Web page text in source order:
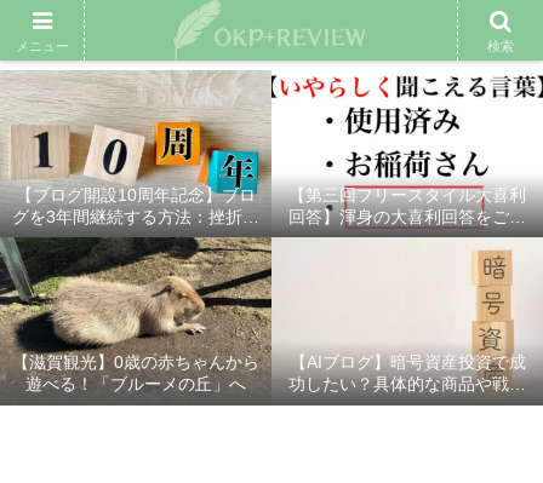
雑記ブログ プロフィール 余興動画 ベスト大喜利 スポ
【ブログ開設10周年記念】ブロ
グを3年間継続する方法：挫折し
ないための7つの秘訣
【第三回フリースタイル大喜利
回答】渾身の大喜利回答をご紹
介！
【滋賀観光】0歳の赤ちゃんから
遊べる！「ブルーメの丘」へ
【AIブログ】暗号資産投資で成
功したい？具体的な商品や戦略
を分かりやすく解説！
メニュー 検索